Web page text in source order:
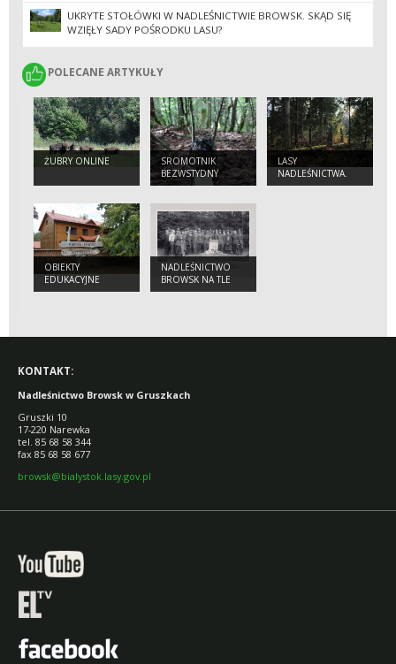
UKRYTE STOŁÓWKI W NADLEŚNICTWIE BROWSK. SKĄD SIĘ
WZIĘŁY SADY POŚRODKU LASU?
POLECANE ARTYKUŁY
POLECANE ARTYKUŁY
ŻUBRY ONLINE
SROMOTNIK
BEZWSTYDNY
(PHALLUS
LASY
NADLEŚNICTWA.
OBIEKTY
EDUKACYJNE
NADLEŚNICTWO
BROWSK NA TLE
ZMIAN
LACKIEJ, ŚWISŁOCKIEJ
KONTAKT:
Nadleśnictwo Browsk w Gruszkach
Gruszki 10
17-220 Narewka
tel. 85 68 58 344
fax 85 68 58 677
browsk@bialystok.lasy.gov.pl